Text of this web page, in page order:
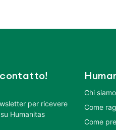
contatto!
per ricevere
Humanitas
Chi siamo
Come
Come